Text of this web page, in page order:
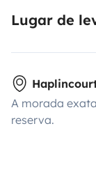
Lugar de
A morada
reserva.